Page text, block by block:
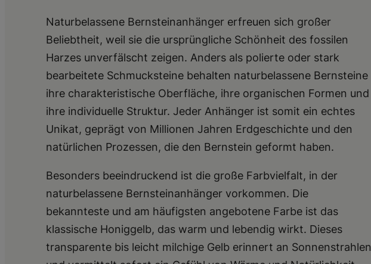
Naturbelassene Bernsteinanhänger erfreuen sich großer
Beliebtheit, weil sie die ursprüngliche Schönheit des fossilen
Harzes unverfälscht zeigen. Anders als polierte oder stark
bearbeitete Schmucksteine behalten naturbelassene Bernsteine
ihre charakteristische Oberfläche, ihre organischen Formen und
ihre individuelle Struktur. Jeder Anhänger ist somit ein echtes
Unikat, geprägt von Millionen Jahren Erdgeschichte und den
natürlichen Prozessen, die den Bernstein geformt haben.
Besonders beeindruckend ist die große Farbvielfalt, in der
naturbelassene Bernsteinanhänger vorkommen. Die
bekannteste und am häufigsten angebotene Farbe ist das
klassische Honiggelb, das warm und lebendig wirkt. Dieses
transparente bis leicht milchige Gelb erinnert an Sonnenstrahlen